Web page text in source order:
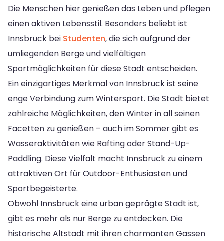
Die Menschen hier genießen das Leben und pflegen
einen aktiven Lebensstil. Besonders beliebt ist
Innsbruck bei Studenten, die sich aufgrund der
umliegenden Berge und vielfältigen
Sportmöglichkeiten für diese Stadt entscheiden.
Ein einzigartiges Merkmal von Innsbruck ist seine
enge Verbindung zum Wintersport. Die Stadt bietet
zahlreiche Möglichkeiten, den Winter in all seinen
Facetten zu genießen – auch im Sommer gibt es
Wasseraktivitäten wie Rafting oder Stand-Up-
Paddling. Diese Vielfalt macht Innsbruck zu einem
attraktiven Ort für Outdoor-Enthusiasten und
Sportbegeisterte.
Obwohl Innsbruck eine urban geprägte Stadt ist,
gibt es mehr als nur Berge zu entdecken. Die
historische Altstadt mit ihren charmanten Gassen